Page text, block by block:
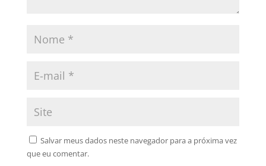
Salvar meus dados neste navegador para a próxima vez
que eu comentar.